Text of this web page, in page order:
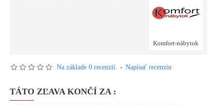
Komfort-nábytok
Na základe 0 recenzií. - Napísať recenziu
TÁTO ZĽAVA KONČÍ ZA :